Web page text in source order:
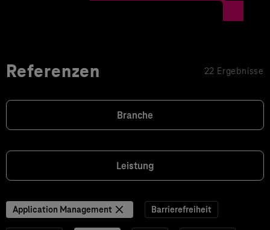
Referenzen 22 Ergebnisse
Branche
Leistung
Application Management Barrierefreiheit